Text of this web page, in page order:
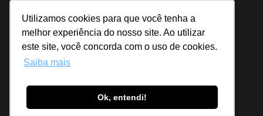
Utilizamos cookies para que você tenha a
melhor experiência do nosso site. Ao utilizar
este site, você concorda com o uso de cookies.
Saiba mais
Ok, entendi!
De segunda a sexta das 8h às 18h
Política de privacidade
Webmais Sistemas Ltda. | 07.698.596/0001-94